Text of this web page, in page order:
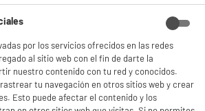
por los servicios ofrecidos en las redes
al sitio web con el fin de darte la
nuestro contenido con tu red y conocidos.
tu navegación en otros sitios web y crear
Esto puede afectar el contenido y los